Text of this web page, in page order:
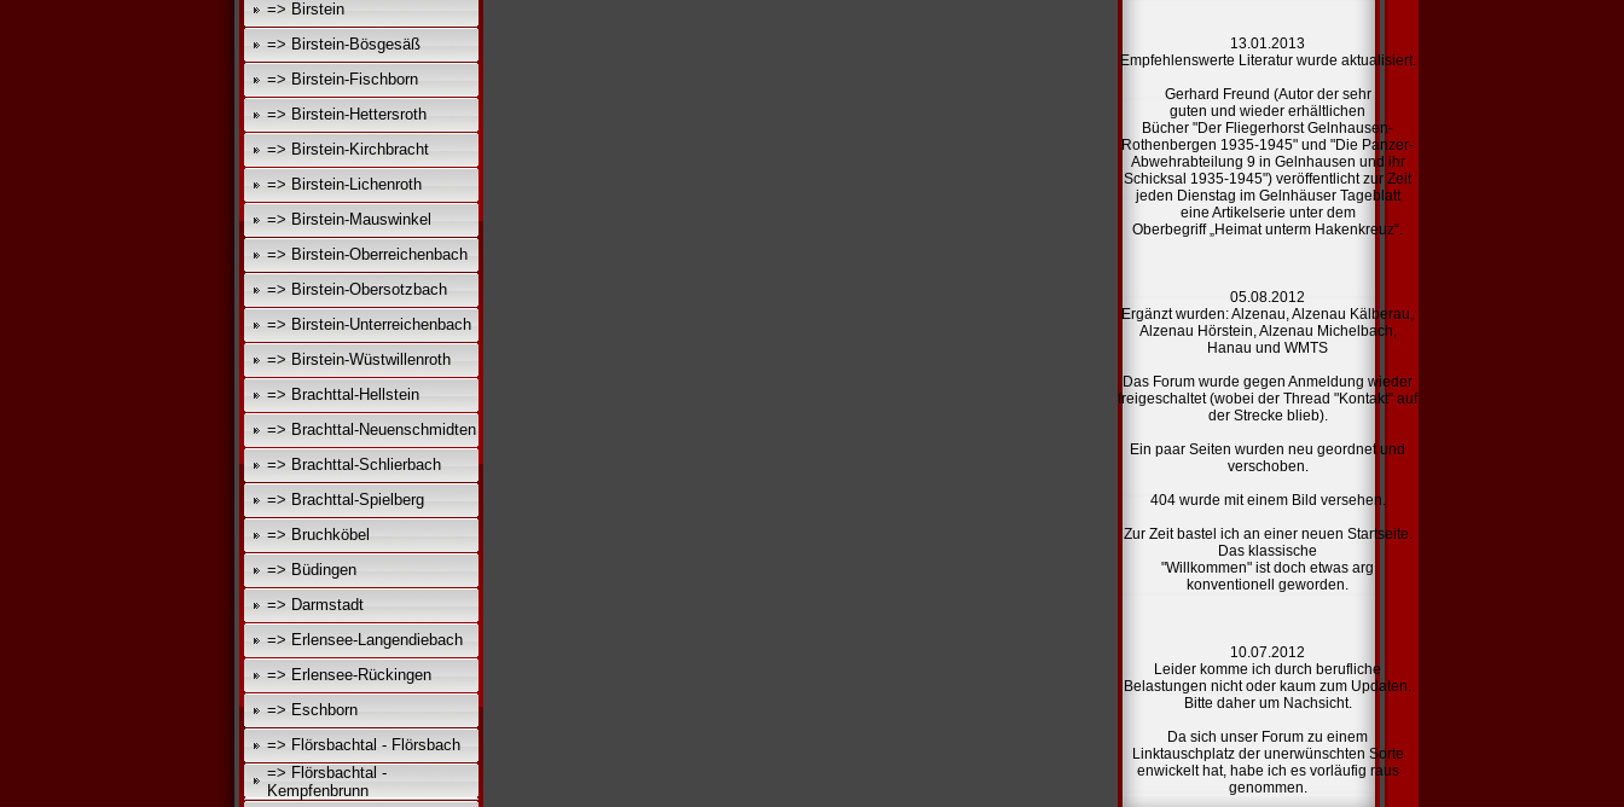
=> Birstein
=> Birstein-Bösgesäß
=> Birstein-Fischborn
=> Birstein-Hettersroth
=> Birstein-Kirchbracht
=> Birstein-Lichenroth
=> Birstein-Mauswinkel
=> Birstein-Oberreichenbach
=> Birstein-Obersotzbach
=> Birstein-Unterreichenbach
=> Birstein-Wüstwillenroth
=> Brachttal-Hellstein
=> Brachttal-Neuenschmidten
=> Brachttal-Schlierbach
=> Brachttal-Spielberg
=> Bruchköbel
=> Büdingen
=> Darmstadt
=> Erlensee-Langendiebach
=> Erlensee-Rückingen
=> Eschborn
=> Flörsbachtal - Flörsbach
=> Flörsbachtal -
Kempfenbrunn
13.01.2013
Empfehlenswerte Literatur wurde aktualisiert.
Gerhard Freund (Autor der sehr
guten und wieder erhältlichen
Bücher "Der Fliegerhorst Gelnhausen-
Rothenbergen 1935-1945" und "Die Panzer-
Abwehrabteilung 9 in Gelnhausen und ihr
Schicksal 1935-1945") veröffentlicht zur Zeit
jeden Dienstag im Gelnhäuser Tageblatt
eine Artikelserie unter dem
Oberbegriff „Heimat unterm Hakenkreuz“.
05.08.2012
Ergänzt wurden:Alzenau,Alzenau Kälberau,
Alzenau Hörstein,Alzenau Michelbach,
Hanau und WMTS
Das Forum wurde gegen Anmeldung wieder
freigeschaltet (wobei der Thread "Kontakt" auf
der Strecke blieb).
Ein paar Seiten wurden neu geordnet und
verschoben.
404wurde mit einem Bild versehen.
Zur Zeit bastel ich an einer neuen Startseite.
Das klassische
"Willkommen" ist doch etwas arg
konventionell geworden.
10.07.2012
Leider komme ich durch berufliche
Belastungen nicht oder kaum zum Updaten.
Bitte daher um Nachsicht.
Da sich unser Forum zu einem
Linktauschplatz der unerwünschten Sorte
enwickelt hat, habe ich es vorläufig raus
genommen.